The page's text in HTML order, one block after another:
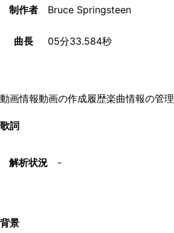
制作者 Bruce Springsteen
曲長 05分33.584秒
動画情報動画の作成履歴楽曲情報の管理
歌詞
解析状況 -
背景